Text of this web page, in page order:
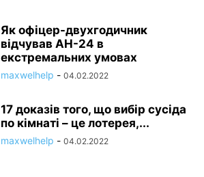
Як офіцер-двухгодичник
відчував АН-24 в
екстремальних умовах
maxwelhelp - 04.02.2022
17 доказів того, що вибір сусіда
по кімнаті – це лотерея,...
maxwelhelp - 04.02.2022